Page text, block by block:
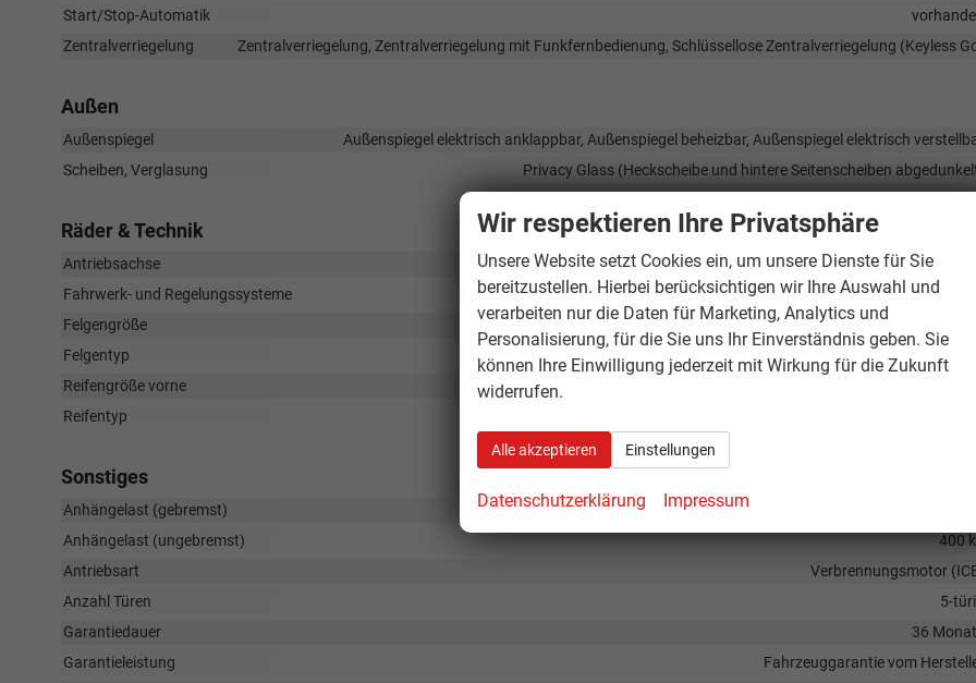
Start/Stop-Automatik
Zentralverriegelung
Zentralverriegelung, Zentralverriegelung mit Funkfernbedienung, Schlüssellose Zentralverriegelung (Keyless
Außen
Außenspiegel
Außenspiegel elektrisch anklappbar, Außenspiegel beheizbar, Außenspiegel elektrisch
Scheiben, Verglasung
Privacy Glass (Heckscheibe und hintere Seitenscheiben
Räder & Technik
Antriebsachse
Frontantrieb
Fahrwerk- und Regelungssysteme
Antiblockiersystem (ABS), Elektronisches Stabilitäts-Programm (ESP)
Felgengröße
Felgentyp
Leichtmetallfelge
Reifengröße vorne
Reifentyp
Sonstiges
Anhängelast (gebremst)
Anhängelast (ungebremst)
400
Antriebsart
Verbrennungsmotor
Anzahl Türen
5-
Garantiedauer
36
Garantieleistung
Fahrzeuggarantie vom
Wir respektieren Ihre Privatsphäre
Unsere Website setzt Cookies ein, um unsere Dienste für Sie
bereitzustellen. Hierbei berücksichtigen wir Ihre Auswahl und
verarbeiten nur die Daten für Marketing, Analytics und
Personalisierung, für die Sie uns Ihr Einverständnis geben. Sie
können Ihre Einwilligung jederzeit mit Wirkung für die Zukunft
widerrufen.
Alle akzeptieren Einstellungen
Datenschutzerklärung Impressum